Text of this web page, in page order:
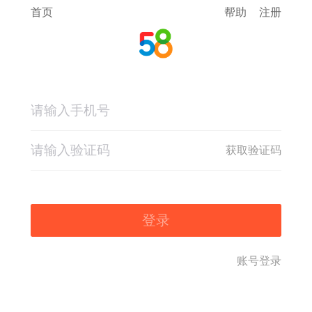
首页 帮助 注册
获取验证码
登录
账号登录